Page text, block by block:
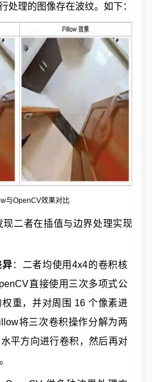
处理的图像存在波纹。如下：
与OpenCV效果对比
二者在插值与边界处理实现
异 ：二者均使用4x4的卷积核
直接使用三次多项式公
重，并对周围 16 个像素进
将三次卷积操作分解为两
平方向进行卷积，然后再对